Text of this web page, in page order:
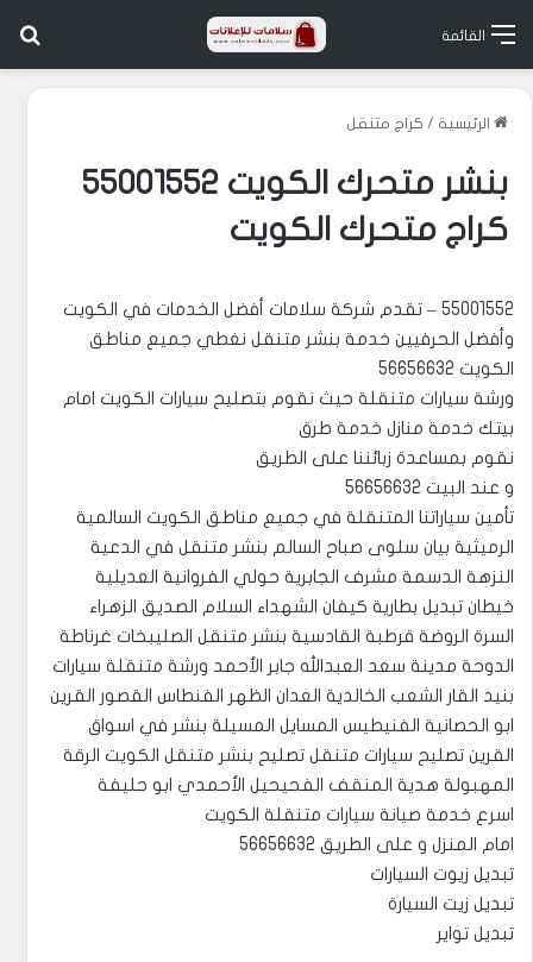
القائمة
الرئيسية / كراج متنقل
بنشر متحرك الكويت 55001552
كراج متحرك الكويت
55001552 – تقدم شركة سلامات أفضل الخدمات في الكويت
وأفضل الحرفيين خدمة بنشر متنقل نغطي جميع مناطق
الكويت 56656632
ورشة سيارات متنقلة حيث نقوم بتصليح سيارات الكويت امام
بيتك خدمة منازل خدمة طرق
نقوم بمساعدة زبائننا على الطريق
و عند البيت 56656632
تأمين سياراتنا المتنقلة في جميع مناطق الكويت السالمية
الرميثية بيان سلوى صباح السالم بنشر متنقل في الدعية
النزهة الدسمة مشرف الجابرية حولي الفروانية العديلية
خيطان تبديل بطارية كيفان الشهداء السلام الصديق الزهراء
السرة الروضة قرطبة القادسية بنشر متنقل الصليبخات غرناطة
الدوحة مدينة سعد العبدالله جابر الأحمد ورشة متنقلة سيارات
بنيد القار الشعب الخالدية العدان الظهر الفنطاس القصور القرين
ابو الحصانية الفنيطيس المسايل المسيلة بنشر في اسواق
القرين تصليح سيارات متنقل تصليح بنشر متنقل الكويت الرقة
المهبولة هدية المنقف الفحيحيل الأحمدي ابو حليفة
اسرع خدمة صيانة سيارات متنقلة الكويت
امام المنزل و على الطريق 56656632
تبديل زيوت السيارات
تبديل زيت السيارة
تبديل تواير